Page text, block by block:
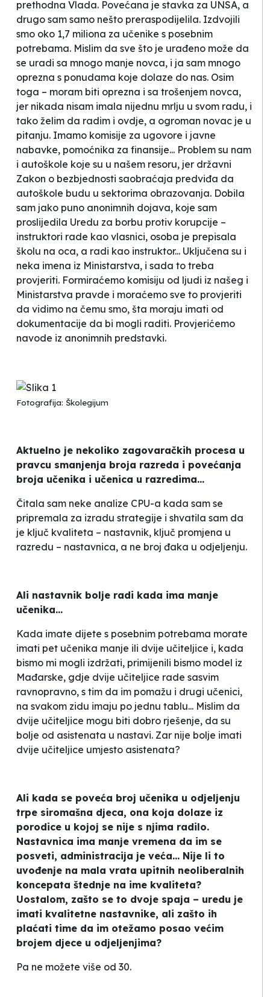
prethodna Vlada. Povećana je stavka za UNSA, a
drugo sam samo nešto preraspodijelila. Izdvojili
smo oko 1,7 miliona za učenike s posebnim
potrebama. Mislim da sve što je urađeno može da
se uradi sa mnogo manje novca, i ja sam mnogo
oprezna s ponudama koje dolaze do nas. Osim
toga – moram biti oprezna i sa trošenjem novca,
jer nikada nisam imala nijednu mrlju u svom radu, i
tako želim da radim i ovdje, a ogroman novac je u
pitanju. Imamo komisije za ugovore i javne
nabavke, pomoćnika za finansije... Problem su nam
i autoškole koje su u našem resoru, jer državni
Zakon o bezbjednosti saobraćaja predviđa da
autoškole budu u sektorima obrazovanja. Dobila
sam jako puno anonimnih dojava, koje sam
proslijedila Uredu za borbu protiv korupcije –
instruktori rade kao vlasnici, osoba je prepisala
školu na oca, a radi kao instruktor... Uključena su i
neka imena iz Ministarstva, i sada to treba
provjeriti. Formiraćemo komisiju od ljudi iz našeg i
Ministarstva pravde i moraćemo sve to provjeriti
da vidimo na čemu smo, šta moraju imati od
dokumentacije da bi mogli raditi. Provjerićemo
navode iz anonimnih predstavki.
Fotografija: Školegijum
Aktuelno je nekoliko zagovaračkih procesa u
pravcu smanjenja broja razreda i povećanja
broja učenika i učenica u razredima...
Čitala sam neke analize CPU-a kada sam se
pripremala za izradu strategije i shvatila sam da
je ključ kvaliteta – nastavnik, ključ promjena u
razredu – nastavnica, a ne broj đaka u odjeljenju.
Ali nastavnik bolje radi kada ima manje
učenika...
Kada imate dijete s posebnim potrebama morate
imati pet učenika manje ili dvije učiteljice i, kada
bismo mi mogli izdržati, primijenili bismo model iz
Mađarske, gdje dvije učiteljice rade sasvim
ravnopravno, s tim da im pomažu i drugi učenici,
na svakom zidu imaju po jednu tablu... Mislim da
dvije učiteljice mogu biti dobro rješenje, da su
bolje od asistenata u nastavi. Zar nije bolje imati
dvije učiteljice umjesto asistenata?
Ali kada se poveća broj učenika u odjeljenju
trpe siromašna djeca, ona koja dolaze iz
porodice u kojoj se nije s njima radilo.
Nastavnica ima manje vremena da im se
posveti, administracija je veća... Nije li to
uvođenje na mala vrata upitnih neoliberalnih
koncepata štednje na ime kvaliteta?
Uostalom, zašto se to dvoje spaja – uredu je
imati kvalitetne nastavnike, ali zašto ih
plaćati time da im otežamo posao većim
brojem djece u odjeljenjima?
Pa ne možete više od 30.